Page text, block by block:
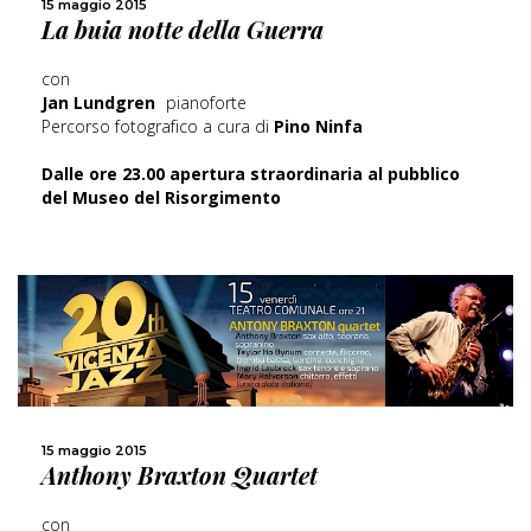
15 maggio 2015
La buia notte della Guerra
con
Jan Lundgren pianoforte
Percorso fotografico a cura di Pino Ninfa
Dalle ore 23.00 apertura straordinaria al pubblico
del Museo del Risorgimento
15 maggio 2015
Anthony Braxton Quartet
con